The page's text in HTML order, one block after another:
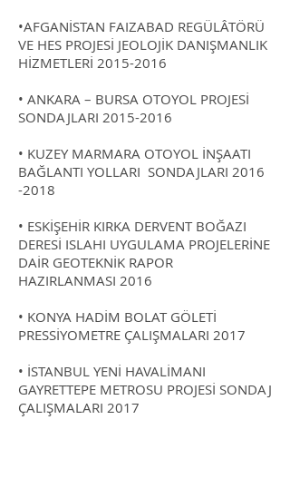
•AFGANİSTAN FAIZABAD REGÜLÂTÖRÜ
VE HES PROJESİ JEOLOJİK DANIŞMANLIK
HİZMETLERİ 2015-2016
• ANKARA – BURSA OTOYOL PROJESİ
SONDAJLARI 2015-2016
• KUZEY MARMARA OTOYOL İNŞAATI
BAĞLANTI YOLLARI SONDAJLARI 2016
-2018
• ESKİŞEHİR KIRKA DERVENT BOĞAZI
DERESİ ISLAHI UYGULAMA PROJELERİNE
DAİR GEOTEKNİK RAPOR
HAZIRLANMASI 2016
• KONYA HADİM BOLAT GÖLETİ
PRESSİYOMETRE ÇALIŞMALARI 2017
• İSTANBUL YENİ HAVALİMANI
GAYRETTEPE METROSU PROJESİ SONDAJ
ÇALIŞMALARI 2017